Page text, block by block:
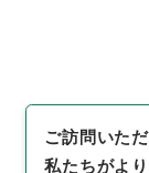
ご訪問いた
私たちがよ